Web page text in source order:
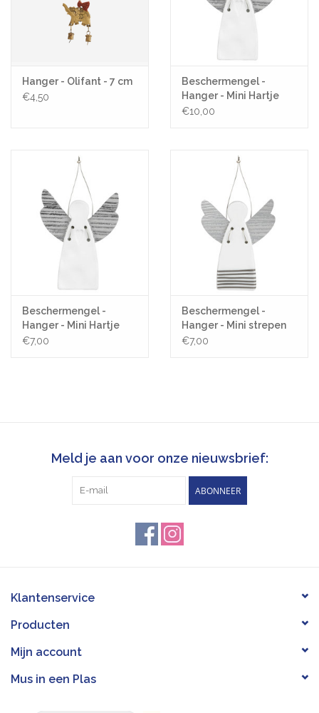
Hanger - Olifant - 7 cm
€4,50
Beschermengel -
Hanger - Mini Hartje
indruk - 9cm
€10,00
Beschermengel -
Hanger - Mini Hartje
indruk - 5cm
€7,00
Beschermengel -
Hanger - Mini strepen
zilver - 5cm
€7,00
Meld je aan voor onze nieuwsbrief:
ABONNEER
Klantenservice
Producten
Mijn account
Mus in een Plas